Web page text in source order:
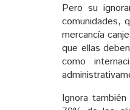
Pero su
comunidades,
mercancía
que ellas
como
Ignora